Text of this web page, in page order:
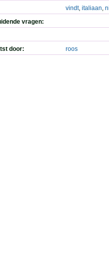
vindt, italiaan,
vragen:
door: roos